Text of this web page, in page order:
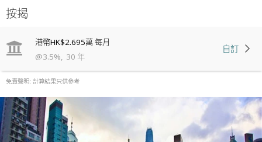
按揭
港幣HK$2.695萬每月
@3.5%, 30 年
自訂
免責聲明: 計算結果只供參考